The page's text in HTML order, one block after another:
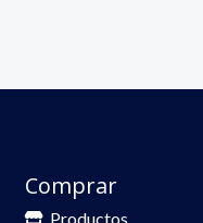
Comprar
Productos